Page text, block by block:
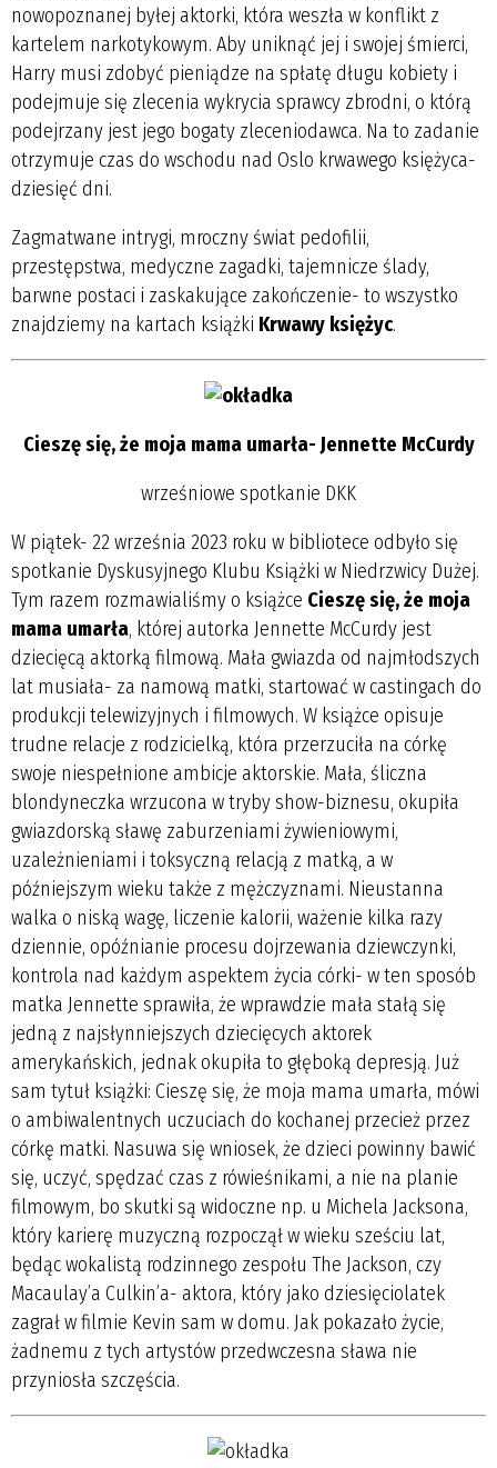
nowopoznanej byłej aktorki, która weszła w konflikt z
kartelem narkotykowym. Aby uniknąć jej i swojej śmierci,
Harry musi zdobyć pieniądze na spłatę długu kobiety i
podejmuje się zlecenia wykrycia sprawcy zbrodni, o którą
podejrzany jest jego bogaty zleceniodawca. Na to zadanie
otrzymuje czas do wschodu nad Oslo krwawego księżyca-
dziesięć dni.
Zagmatwane intrygi, mroczny świat pedofilii,
przestępstwa, medyczne zagadki, tajemnicze ślady,
barwne postaci i zaskakujące zakończenie- to wszystko
znajdziemy na kartach książki Krwawy księżyc.
Cieszę się, że moja mama umarła- Jennette McCurdy
wrześniowe spotkanie DKK
W piątek- 22 września 2023 roku w bibliotece odbyło się
spotkanie Dyskusyjnego Klubu Książki w Niedrzwicy Dużej.
Tym razem rozmawialiśmy o książce Cieszę się, że moja
mama umarła, której autorka Jennette McCurdy jest
dziecięcą aktorką filmową. Mała gwiazda od najmłodszych
lat musiała- za namową matki, startować w castingach do
produkcji telewizyjnych i filmowych. W książce opisuje
trudne relacje z rodzicielką, która przerzuciła na córkę
swoje niespełnione ambicje aktorskie. Mała, śliczna
blondyneczka wrzucona w tryby show-biznesu, okupiła
gwiazdorską sławę zaburzeniami żywieniowymi,
uzależnieniami i toksyczną relacją z matką, a w
późniejszym wieku także z mężczyznami. Nieustanna
walka o niską wagę, liczenie kalorii, ważenie kilka razy
dziennie, opóźnianie procesu dojrzewania dziewczynki,
kontrola nad każdym aspektem życia córki- w ten sposób
matka Jennette sprawiła, że wprawdzie mała stałą się
jedną z najsłynniejszych dziecięcych aktorek
amerykańskich, jednak okupiła to głęboką depresją. Już
sam tytuł książki: Cieszę się, że moja mama umarła, mówi
o ambiwalentnych uczuciach do kochanej przecież przez
córkę matki. Nasuwa się wniosek, że dzieci powinny bawić
się, uczyć, spędzać czas z rówieśnikami, a nie na planie
filmowym, bo skutki są widoczne np. u Michela Jacksona,
który karierę muzyczną rozpoczął w wieku sześciu lat,
będąc wokalistą rodzinnego zespołu The Jackson, czy
Macaulay’a Culkin’a- aktora, który jako dziesięciolatek
zagrał w filmie Kevin sam w domu. Jak pokazało życie,
żadnemu z tych artystów przedwczesna sława nie
przyniosła szczęścia.